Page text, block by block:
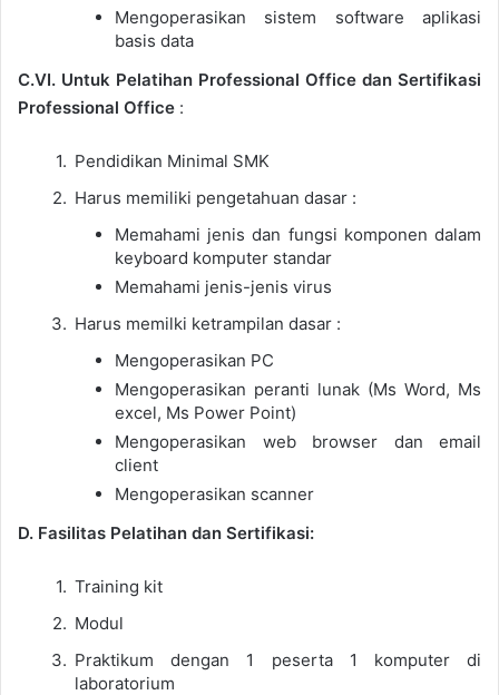
Mengoperasikan sistem software aplikasi
basis data
C.VI. Untuk Pelatihan Professional Office dan Sertifikasi
Professional Office :
Pendidikan Minimal SMK
Harus memiliki pengetahuan dasar :
Memahami jenis dan fungsi komponen dalam
keyboard komputer standar
Memahami jenis-jenis virus
Harus memilki ketrampilan dasar :
Mengoperasikan PC
Mengoperasikan peranti lunak (Ms Word, Ms
excel, Ms Power Point)
Mengoperasikan web browser dan email
client
Mengoperasikan scanner
D. Fasilitas Pelatihan dan Sertifikasi:
Training kit
Modul
Praktikum dengan 1 peserta 1 komputer di
laboratorium